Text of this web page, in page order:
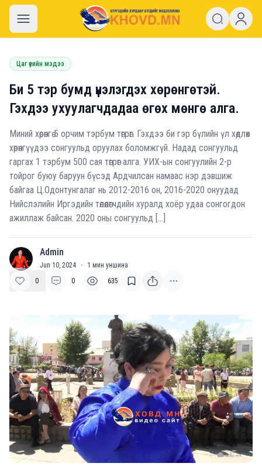
khovd.mn
Цаг үеийн мэдээ
Би 5 тэр бумд үнэлэгдэх хөрөнгөтэй.
Гэхдээ ухуулагчдадаа өгөх мөнгө алга.
Миний хөрөнгө 5 орчим тэрбум төгрөг. Гэхдээ би гэр бүлийн үл хөдлөх
хөрөнгүүдээ сонгуульд оруулах боломжгүй. Надад сонгуульд
гаргах 1 тэрбум 500 сая төгрөг алга. УИХ-ын сонгуулийн 2-р
тойрог буюу баруун бүсэд Ардчилсан намаас нэр дэвшиж
байгаа Ц.Одонтунгалаг нь 2012-2016 он, 2016-2020 онуудад
Нийслэлийн Иргэдийн төлөөлөгчдийн хуралд хоёр удаа сонгогдон
ажиллаж байсан. 2020 оны сонгуульд […]
A Admin
Jun 10, 2024 · 1 мин уншина
0
0 635